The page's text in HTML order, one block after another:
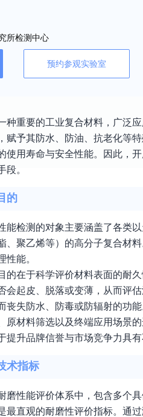
所检测中心
预约参观实验室
种重要的工业复合材料，广泛
赋予其防水、防油、抗老化等
使用寿命与安全性能。因此，
段。
的
能检测的对象主要涵盖了各类
、聚乙烯等）的高分子复合材
性能。
的在于科学评价材料表面的耐
会起皮、脱落或变薄，从而评
丧失防水、防毒或防辐射的功
原材料筛选以及终端应用场景
提升品牌信誉与市场竞争力具有
术指标
磨性能评价体系中，包含多个
最直观的耐磨性评价指标。通